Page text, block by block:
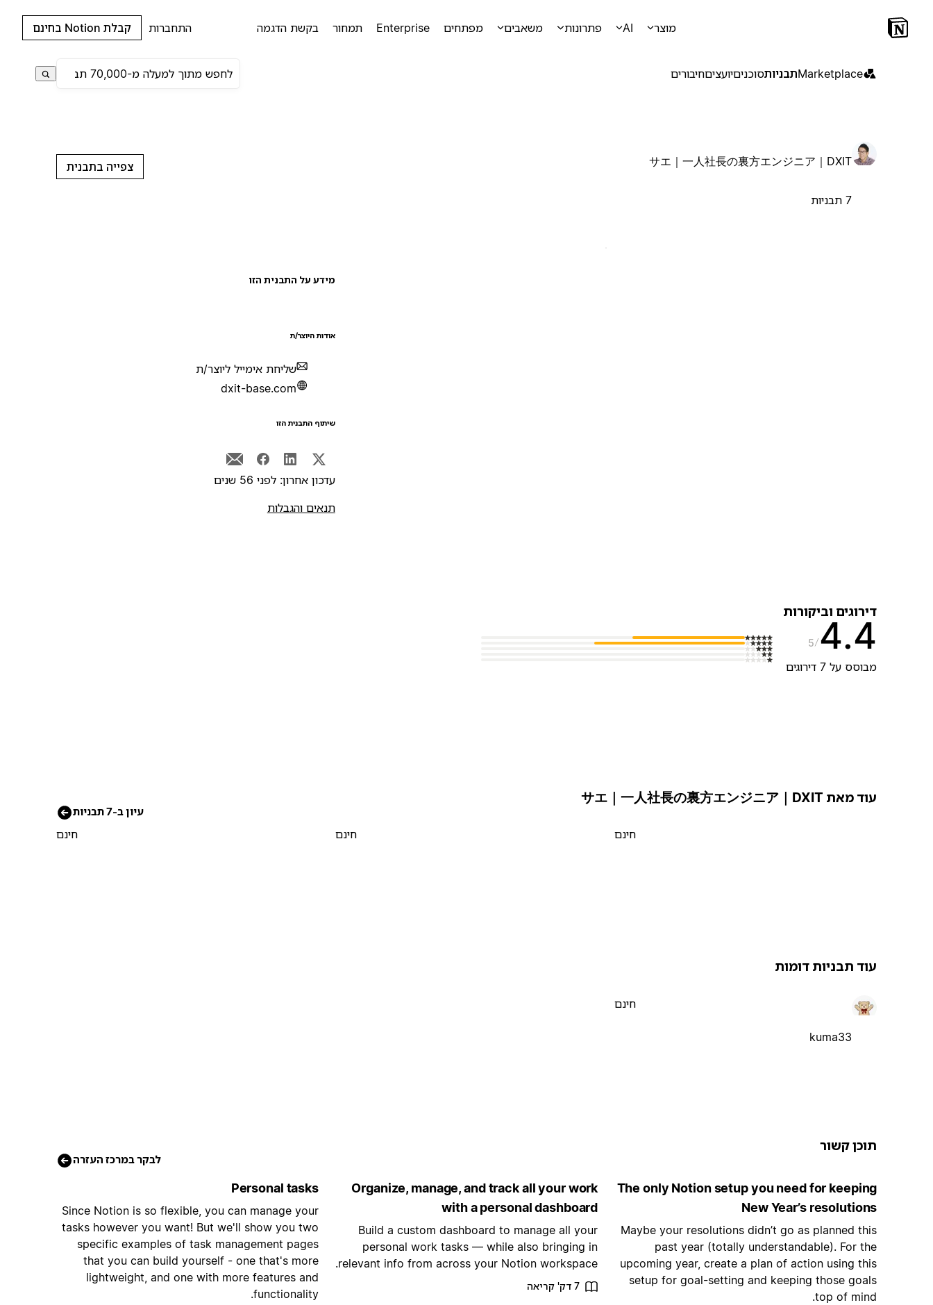
מוצר AI פתרונות משאבים מפתחים Enterprise תמחור בקשת הדגמה התחברות קבלת Notion בחינם
Marketplaceתבניותסוכניםיועציםחיבורים
サエ｜一人社長の裏方エンジニア｜DXIT
7 תבניות
צפייה בתבנית
מידע על התבנית הזו
אודות היוצר/ת
שליחת אימייל ליוצר/ת
dxit-base.com
שיתוף התבנית הזו
עדכון אחרון: לפני 56 שנים
תנאים והגבלות
דירוגים וביקורות
4.4
5
מבוסס על 7 דירוגים
עוד מאת サエ｜一人社長の裏方エンジニア｜DXIT
עיון ב-7 תבניות
חינם חינם חינם
עוד תבניות דומות
kuma33
חינם
תוכן קשור
לבקר במרכז העזרה
The only Notion setup you need for keeping
New Year’s resolutions
Maybe your resolutions didn’t go as planned this
past year (totally understandable). For the
upcoming year, create a plan of action using this
setup for goal-setting and keeping those goals
top of mind.
Organize, manage, and track all your work
with a personal dashboard
Build a custom dashboard to manage all your
personal work tasks — while also bringing in
relevant info from across your Notion workspace.
7 דק' קריאה
Personal tasks
Since Notion is so flexible, you can manage your
tasks however you want! But we'll show you two
specific examples of task management pages
that you can build yourself - one that's more
lightweight, and one with more features and
functionality.